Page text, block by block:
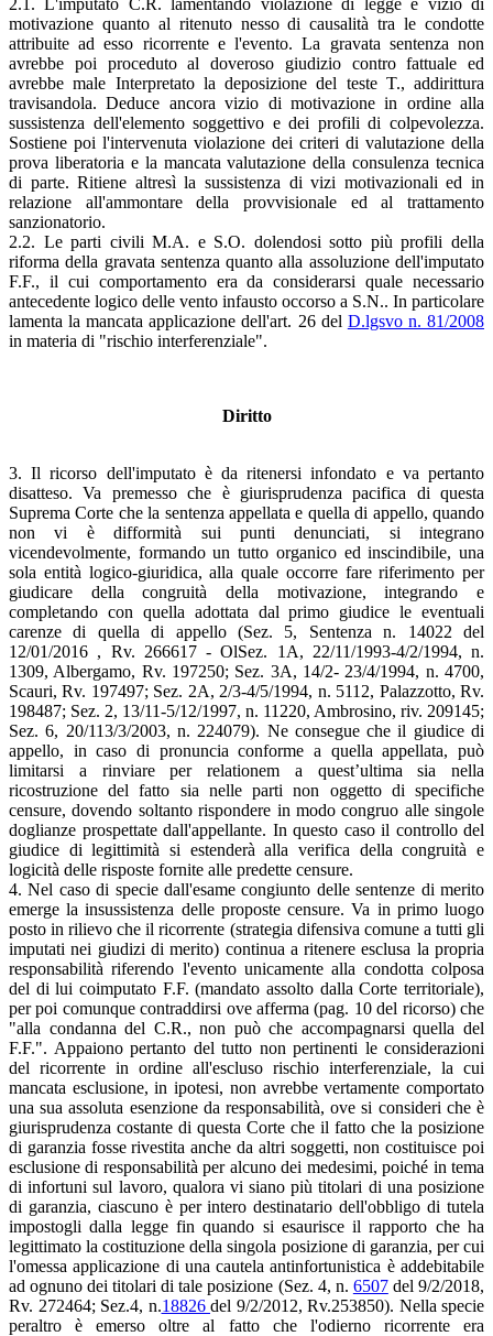
motivazione quanto al ritenuto nesso di causalità tra le condotte
attribuite ad esso ricorrente e l'evento. La gravata sentenza non
avrebbe poi proceduto al doveroso giudizio contro fattuale ed
avrebbe male Interpretato la deposizione del teste T., addirittura
travisandola. Deduce ancora vizio di motivazione in ordine alla
sussistenza dell'elemento soggettivo e dei profili di colpevolezza.
Sostiene poi l'intervenuta violazione dei criteri di valutazione della
prova liberatoria e la mancata valutazione della consulenza tecnica
di parte. Ritiene altresì la sussistenza di vizi motivazionali ed in
relazione all'ammontare della provvisionale ed al trattamento
sanzionatorio.
2.2. Le parti civili M.A. e S.O. dolendosi sotto più profili della
riforma della gravata sentenza quanto alla assoluzione dell'imputato
F.F., il cui comportamento era da considerarsi quale necessario
antecedente logico delle vento infausto occorso a S.N.. In particolare
lamenta la mancata applicazione dell'art. 26 del D.lgsvo n. 81/2008
in materia di "rischio interferenziale".
Diritto
3. Il ricorso dell'imputato è da ritenersi infondato e va pertanto
disatteso. Va premesso che è giurisprudenza pacifica di questa
Suprema Corte che la sentenza appellata e quella di appello, quando
non vi è difformità sui punti denunciati, si integrano
vicendevolmente, formando un tutto organico ed inscindibile, una
sola entità logico-giuridica, alla quale occorre fare riferimento per
giudicare della congruità della motivazione, integrando e
completando con quella adottata dal primo giudice le eventuali
carenze di quella di appello (Sez. 5, Sentenza n. 14022 del
12/01/2016 , Rv. 266617 - OlSez. 1A, 22/11/1993-4/2/1994, n.
1309, Albergamo, Rv. 197250; Sez. 3A, 14/2- 23/4/1994, n. 4700,
Scauri, Rv. 197497; Sez. 2A, 2/3-4/5/1994, n. 5112, Palazzotto, Rv.
198487; Sez. 2, 13/11-5/12/1997, n. 11220, Ambrosino, riv. 209145;
Sez. 6, 20/113/3/2003, n. 224079). Ne consegue che il giudice di
appello, in caso di pronuncia conforme a quella appellata, può
limitarsi a rinviare per relationem a quest’ultima sia nella
ricostruzione del fatto sia nelle parti non oggetto di specifiche
censure, dovendo soltanto rispondere in modo congruo alle singole
doglianze prospettate dall'appellante. In questo caso il controllo del
giudice di legittimità si estenderà alla verifica della congruità e
logicità delle risposte fornite alle predette censure.
4. Nel caso di specie dall'esame congiunto delle sentenze di merito
emerge la insussistenza delle proposte censure. Va in primo luogo
posto in rilievo che il ricorrente (strategia difensiva comune a tutti gli
imputati nei giudizi di merito) continua a ritenere esclusa la propria
responsabilità riferendo l'evento unicamente alla condotta colposa
del di lui coimputato F.F. (mandato assolto dalla Corte territoriale),
per poi comunque contraddirsi ove afferma (pag. 10 del ricorso) che
"alla condanna del C.R., non può che accompagnarsi quella del
F.F.". Appaiono pertanto del tutto non pertinenti le considerazioni
del ricorrente in ordine all'escluso rischio interferenziale, la cui
mancata esclusione, in ipotesi, non avrebbe vertamente comportato
una sua assoluta esenzione da responsabilità, ove si consideri che è
giurisprudenza costante di questa Corte che il fatto che la posizione
di garanzia fosse rivestita anche da altri soggetti, non costituisce poi
esclusione di responsabilità per alcuno dei medesimi, poiché in tema
di infortuni sul lavoro, qualora vi siano più titolari di una posizione
di garanzia, ciascuno è per intero destinatario dell'obbligo di tutela
impostogli dalla legge fin quando si esaurisce il rapporto che ha
legittimato la costituzione della singola posizione di garanzia, per cui
l'omessa applicazione di una cautela antinfortunistica è addebitabile
ad ognuno dei titolari di tale posizione (Sez. 4, n. 6507del 9/2/2018,
Rv. 272464; Sez.4, n.18826 del 9/2/2012, Rv.253850). Nella specie
peraltro è emerso oltre al fatto che l'odierno ricorrente era